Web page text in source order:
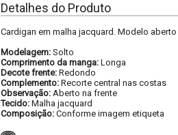
Detalhes do Produto
Cardigan em malha jacquard. Modelo
Modelagem: Solto
Comprimento da manga: Longa
Decote frente: Redondo
Complemento: Recorte central nas costas
Observação: Aberto na frente
Tecido: Malha jacquard
Composição: Conforme imagem etiqueta